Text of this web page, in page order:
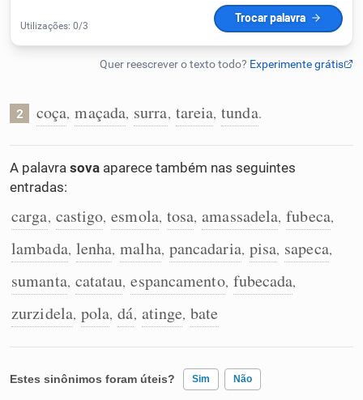
Detector de IA
Humanizador de IA
Cata-letras
Caça-palavras
Sinônimos
2 coça, maçada, surra, tareia, tunda.
A palavra sova aparece também nas seguintes
entradas:
carga, castigo, esmola, tosa, amassadela, fubeca,
lambada, lenha, malha, pancadaria, pisa, sapeca,
sumanta, catatau, espancamento, fubecada,
zurzidela, pola, dá, atinge, bate
Estes sinônimos foram úteis? Sim Não